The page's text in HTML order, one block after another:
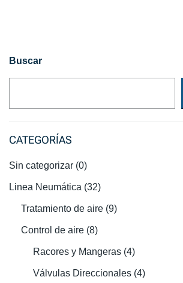
Buscar
CATEGORÍAS
Sin categorizar (0)
Linea Neumática (32)
Tratamiento de aire (9)
Control de aire (8)
Racores y Mangeras (4)
Válvulas Direccionales (4)